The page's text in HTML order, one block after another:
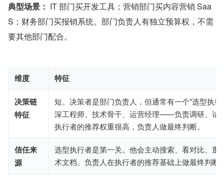
典型场景： IT 部门买开发工具；营销部门买内容营销 Saa
S；财务部门买报销系统。部门负责人有独立预算权，不需
要其他部门配合。
维度 特征
决策链
特征
短。决策者是部门负责人，但通常有一个"选型执
深工程师、技术骨干、运营经理——负责调研、试
执行者的推荐权重很高，负责人做最终判断。
信任来
源
选型执行者是第一关。他会主动搜索、看对比、逛
术文档。负责人在执行者的推荐基础上做最终判断